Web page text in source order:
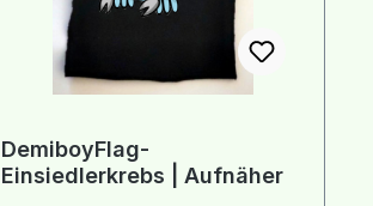
DemiboyFlag-
Einsiedlerkrebs | Aufnäher